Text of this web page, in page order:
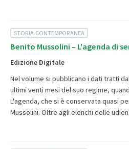
STORIA CONTEMPORANEA
Benito Mussolini – L'agenda di
Edizione Digitale
Nel volume si pubblicano i dati tratti
ultimi venti mesi del suo regime,
L'agenda, che si è conservata quasi
Mussolini. Oltre agli elenchi delle